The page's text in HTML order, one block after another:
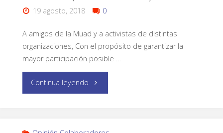
19 agosto, 2018 0
A amigos de la Muad y a activistas de distintas
organizaciones, Con el propósito de garantizar la
mayor participación posible …
Continua leyendo